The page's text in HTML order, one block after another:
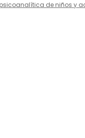
de niños y